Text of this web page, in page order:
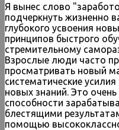
Я вынес слово
подчеркнуть жизненно
глубокого усвоения
принципов быстрого
стремительному
Взрослые люди часто
просматривать новый
систематические
новых знаний. Это
способности
блестящими
помощью